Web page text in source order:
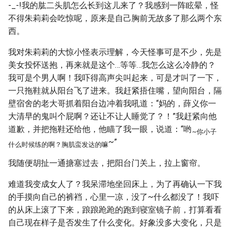
-_-!我的肱二头肌怎么长到这儿来了？我感到一阵眩晕，怪
不得朱莉莉会吃惊呢，原来是自己胸前无故多了那么两个东
西。
我对朱莉莉的大惊小怪表示理解，今天怪事可是不少，先是
美女投怀送抱，再来就是这个…等等…我怎么这么冷静的？
我可是个男人啊！我吓得高声尖叫起来，可是才叫了一下，
一只拖鞋就从阳台飞了进来。我赶紧捂住嘴，望向阳台，隔
壁宿舍的老大哥抓着阳台边冲着我吼道：“妈的，薛义你一
大清早的鬼叫个屁啊？还让不让人睡觉了？！”我赶紧向他
道歉，并把拖鞋还给他，他瞄了我一眼，说道：“哟 ~你小子
什么时候练的啊？胸肌蛮发达的嘛~”
我随便胡扯一通搪塞过去，把阳台门关上，拉上窗帘。
难道我变成女人了？我呆滞地坐回床上，为了再确认一下我
的手摸向自己的裤裆，心里一凉，没了~什么都没了！我吓
的从床上滚了下来，踉踉跄跄的跑到寝室镜子前，打算看看
自己现在样子是否发生了什么变化。好象没多大变化，只是